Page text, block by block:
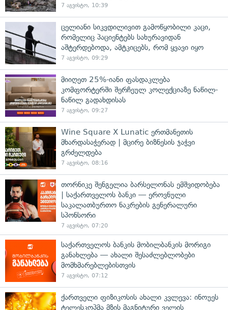
7 აგვისტო, 10:39
ცელიანი სიკვდილივით გამოწყობილი კაცი,
რომელიც პაციენტებს სახურავიდან
აშტერდებოდა, ამტკიცებს, რომ ყვავი იყო
7 აგვისტო, 09:29
მიიღეთ 25%-იანი ფასდაკლება
კომფორტერში შერჩეულ კოლექციაზე ნაწილ-
ნაწილ გადახდისას
7 აგვისტო, 09:27
Wine Square X Lunatic ერთმანეთის
მხარდასაჭერად | მცირე ბიზნესის ჯაჭვი
გრძელდება
7 აგვისტო, 08:16
თორნიკე შენგელია ბარსელონას ემშვიდობება
| საქართველოს ბანკი — ეროვნული
საკალათბურთო ნაკრების გენერალური
სპონსორი
7 აგვისტო, 07:20
საქართველოს ბანკის მობილბანკის მორიგი
განახლება — ახალი შესაძლებლობები
მომხმარებლებისთვის
7 აგვისტო, 07:12
ქართველი ფიზიკოსის ახალი კვლევა: ინოუეს
ტელესკოპმა მზის მაგნიტური ველის